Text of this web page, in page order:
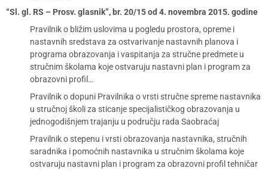
“Sl. gl. RS – Prosv. glasnik”, br. 20/15 od 4. novembra 2015. godine
Pravilnik o bližim uslovima u pogledu prostora, opreme i
nastavnih sredstava za ostvarivanje nastavnih planova i
programa obrazovanja i vaspitanja za stručne predmete u
stručnim školama koje ostvaruju nastavni plan i program za
obrazovni profil…
Pravilnik o dopuni Pravilnika o vrsti stručne spreme nastavnika
u stručnoj školi za sticanje specijalističkog obrazovanja u
jednogodišnjem trajanju u području rada Saobraćaj
Pravilnik o stepenu i vrsti obrazovanja nastavnika, stručnih
saradnika i pomoćnih nastavnika u stručnim školama koje
ostvaruju nastavni plan i program za obrazovni profil tehničar